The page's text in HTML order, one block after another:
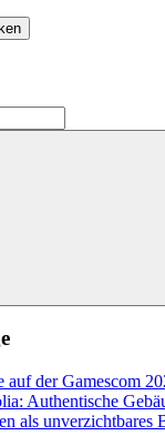
Suchen
auf der Gamescom
Authentische
als unverzichtbares